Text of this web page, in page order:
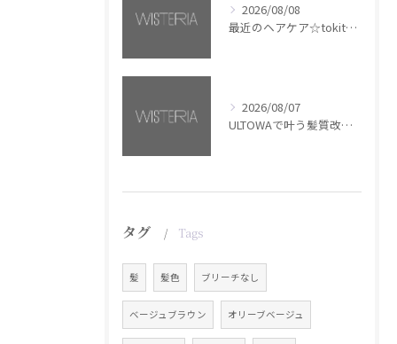
2026/08/08
最近のヘアケア☆tokita【銀座・美容室WISTERIA】
2026/08/07
ULTOWAで叶う髪質改善美髪カラー【銀座・美容室WISTERIA】
タグ Tags
髪 髪色 ブリーチなし
ベージュブラウン オリーブベージュ